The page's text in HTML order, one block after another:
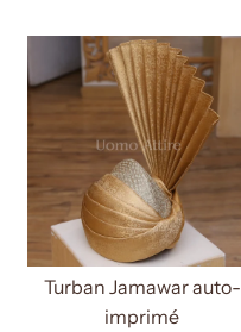
Turban Jamawar auto-
imprimé